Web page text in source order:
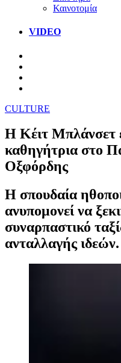
Καινοτομία
VIDEO
CULTURE
Η Κέιτ Μπλάνσετ
καθηγήτρια στο
Οξφόρδης
Η σπουδαία
ανυπομονεί να
συναρπαστικό
ανταλλαγής ιδεών.